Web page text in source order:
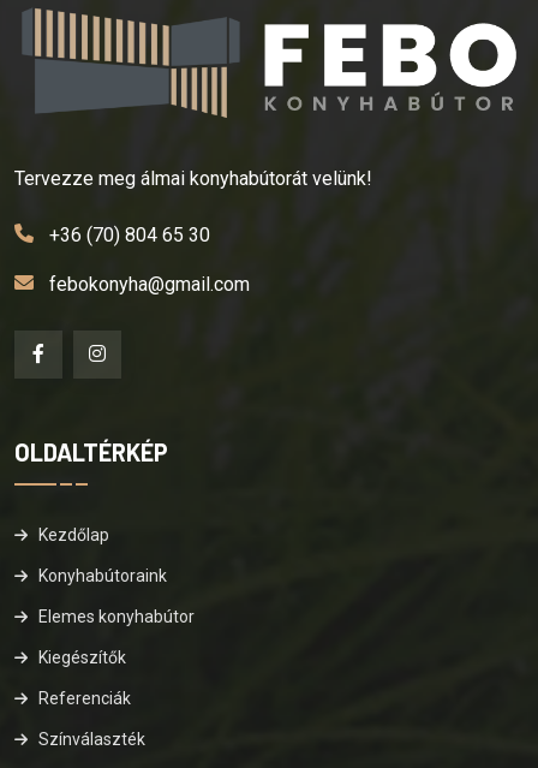
Tervezze meg álmai konyhabútorát velünk!
+36 (70) 804 65 30
febokonyha@gmail.com
OLDALTÉRKÉP
Kezdőlap
Konyhabútoraink
Elemes konyhabútor
Kiegészítők
Referenciák
Színválaszték